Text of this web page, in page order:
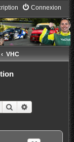
Connexion
VHC
RechercherRecherche